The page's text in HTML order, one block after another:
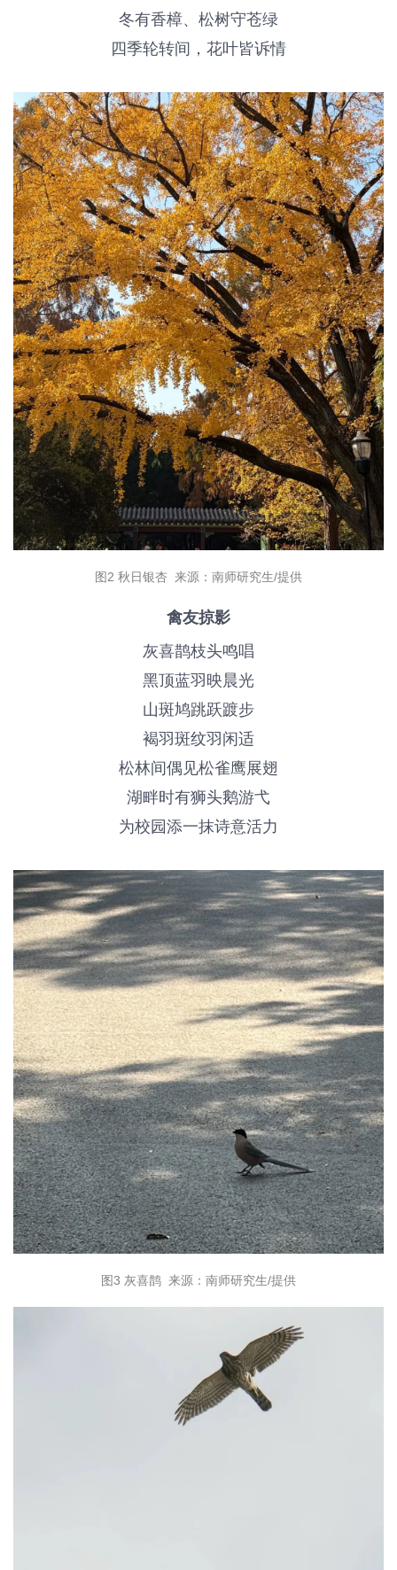
冬有香樟、松树守苍绿
四季轮转间，花叶皆诉情
图2 秋日银杏 来源：南师研究生/提供
禽友掠影
灰喜鹊枝头鸣唱
黑顶蓝羽映晨光
山斑鸠跳跃踱步
褐羽斑纹羽闲适
松林间偶见松雀鹰展翅
湖畔时有狮头鹅游弋
为校园添一抹诗意活力
图3 灰喜鹊 来源：南师研究生/提供